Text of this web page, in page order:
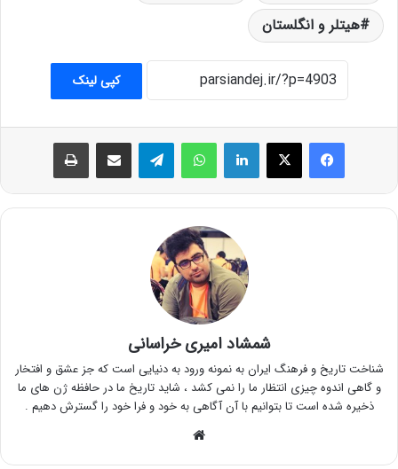
هیتلر و انگلستان
کپی لینک
فیس بوک X لینکدین واتس آپ تلگرام اشتراک گذاری از طریق ایمیل چاپ
شمشاد امیری خراسانی
شناخت تاریخ و فرهنگ ایران به نمونه ورود به دنیایی است که جز عشق و افتخار
و گاهی اندوه چیزی انتظار ما را نمی کشد ، شاید تاریخ ما در حافظه ژن های ما
ذخیره شده است تا بتوانیم با آن آگاهی به خود و فرا خود را گسترش دهیم .